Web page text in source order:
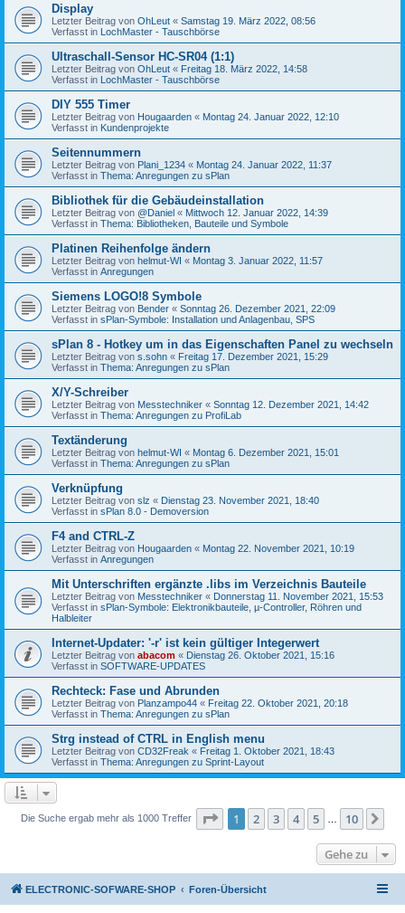
Display
Letzter Beitrag von OhLeut « Samstag 19. März 2022, 08:56
Verfasst in LochMaster - Tauschbörse
Ultraschall-Sensor HC-SR04 (1:1)
Letzter Beitrag von OhLeut « Freitag 18. März 2022, 14:58
Verfasst in LochMaster - Tauschbörse
DIY 555 Timer
Letzter Beitrag von Hougaarden « Montag 24. Januar 2022, 12:10
Verfasst in Kundenprojekte
Seitennummern
Letzter Beitrag von Plani_1234 « Montag 24. Januar 2022, 11:37
Verfasst in Thema: Anregungen zu sPlan
Bibliothek für die Gebäudeinstallation
Letzter Beitrag von @Daniel « Mittwoch 12. Januar 2022, 14:39
Verfasst in Thema: Bibliotheken, Bauteile und Symbole
Platinen Reihenfolge ändern
Letzter Beitrag von helmut-WI « Montag 3. Januar 2022, 11:57
Verfasst in Anregungen
Siemens LOGO!8 Symbole
Letzter Beitrag von Bender « Sonntag 26. Dezember 2021, 22:09
Verfasst in sPlan-Symbole: Installation und Anlagenbau, SPS
sPlan 8 - Hotkey um in das Eigenschaften Panel zu wechseln
Letzter Beitrag von s.sohn « Freitag 17. Dezember 2021, 15:29
Verfasst in Thema: Anregungen zu sPlan
X/Y-Schreiber
Letzter Beitrag von Messtechniker « Sonntag 12. Dezember 2021, 14:42
Verfasst in Thema: Anregungen zu ProfiLab
Textänderung
Letzter Beitrag von helmut-WI « Montag 6. Dezember 2021, 15:01
Verfasst in Thema: Anregungen zu sPlan
Verknüpfung
Letzter Beitrag von slz « Dienstag 23. November 2021, 18:40
Verfasst in sPlan 8.0 - Demoversion
F4 and CTRL-Z
Letzter Beitrag von Hougaarden « Montag 22. November 2021, 10:19
Verfasst in Anregungen
Mit Unterschriften ergänzte .libs im Verzeichnis Bauteile
Letzter Beitrag von Messtechniker « Donnerstag 11. November 2021, 15:53
Verfasst in sPlan-Symbole: Elektronikbauteile, µ-Controller, Röhren und
Halbleiter
Internet-Updater: '-r' ist kein gültiger Integerwert
Letzter Beitrag von abacom « Dienstag 26. Oktober 2021, 15:16
Verfasst in SOFTWARE-UPDATES
Rechteck: Fase und Abrunden
Letzter Beitrag von Planzampo44 « Freitag 22. Oktober 2021, 20:18
Verfasst in Thema: Anregungen zu sPlan
Strg instead of CTRL in English menu
Letzter Beitrag von CD32Freak « Freitag 1. Oktober 2021, 18:43
Verfasst in Thema: Anregungen zu Sprint-Layout
Die Suche ergab mehr als 1000 Treffer Seite 1von 10
1 2 3 4 5 10
Gehe zu
ELECTRONIC-SOFWARE-SHOP Foren-Übersicht